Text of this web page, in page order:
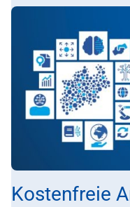
Kostenfreie